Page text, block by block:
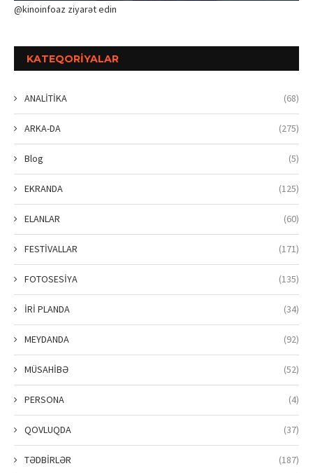
@kinoinfoaz ziyarət edin
KATEQORIYALAR
ANALİTİKA (68)
ARKA-DA (275)
Blog (5)
EKRANDA (125)
ELANLAR (60)
FESTİVALLAR (171)
FOTOSESİYA (135)
İRİ PLANDA (34)
MEYDANDA (92)
MÜSAHİBƏ (52)
PERSONA (4)
QOVLUQDA (37)
TƏDBİRLƏR (187)